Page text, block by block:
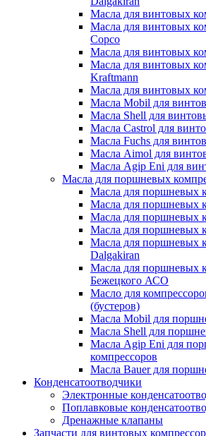
Масла для винтовых
Масла для винтовых
Copco
Масла для винтовых
Масла для винтовых
Kraftmann
Масла для винтовых
Масла Mobil для
Масла Shell для
Масла Castrol для
Масла Fuchs для
Масла Aimol для
Масла Agip Eni для
Масла для поршневых
Масла для поршневых
Масла для поршневых
Масла для поршневых
Масла для поршневых
Масла для поршневых
Dalgakiran
Масла для поршневых
Бежецкого АСО
Масло для
(бустеров)
Масла Mobil для
Масла Shell для
Масла Agip Eni для
компрессоров
Масла Bauer для
Конденсатоотводчики
Электронные
Поплавковые
Дренажные клапаны
Запчасти для винтовых